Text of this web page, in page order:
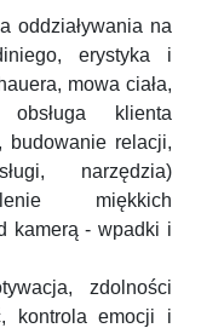
oddziaływania na
erystyka i
mowa ciała,
klienta
budowanie relacji,
narzędzia)
miękkich
kamerą - wpadki i
zdolności
kontrola emocji i